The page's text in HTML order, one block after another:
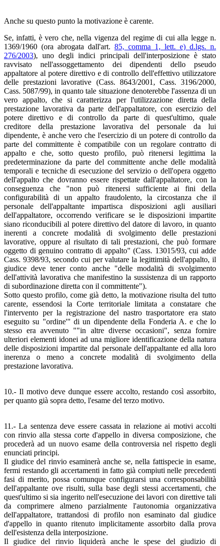
Anche su questo punto la motivazione è carente.
Se, infatti, è vero che, nella vigenza del regime di cui alla legge n.
1369/1960 (ora abrogata dall'art. 85, comma 1, lett. e) d.lgs. n.
276/2003), uno degli indici principali dell'interposizione è stato
ravvisato nell'assoggettamento dei dipendenti dello pseudo
appaltatore al potere direttivo e di controllo dell'effettivo utilizzatore
delle prestazioni lavorative (Cass. 8643/2001, Cass. 3196/2000,
Cass. 5087/99), in quanto tale situazione denoterebbe l'assenza di un
vero appalto, che si caratterizza per l'utilizzazione diretta della
prestazione lavorativa da parte dell'appaltatore, con esercizio del
potere direttivo e di controllo da parte di quest'ultimo, quale
creditore della prestazione lavorativa del personale da lui
dipendente, è anche vero che l'esercizio di un potere di controllo da
parte del committente è compatibile con un regolare contratto di
appalto e che, sotto questo profilo, può ritenersi legittima la
predeterminazione da parte del committente anche delle modalità
temporali e tecniche di esecuzione del servizio o dell'opera oggetto
dell'appalto che dovranno essere rispettate dall'appaltatore, con la
conseguenza che "non può ritenersi sufficiente ai fini della
configurabilità di un appalto fraudolento, la circostanza che il
personale dell'appaltante impartisca disposizioni agli ausiliari
dell'appaltatore, occorrendo verificare se le disposizioni impartite
siano riconducibili al potere direttivo del datore di lavoro, in quanto
inerenti a concrete modalità di svolgimento delle prestazioni
lavorative, oppure al risultato di tali prestazioni, che può formare
oggetto di genuino contratto di appalto" (Cass. 13015/93, cui adde
Cass. 9398/93, secondo cui per valutare la legittimità dell'appalto, il
giudice deve tener conto anche "delle modalità di svolgimento
dell'attività lavorativa che manifestino la sussistenza di un rapporto
di subordinazione diretta con il committente").
Sotto questo profilo, come già detto, la motivazione risulta del tutto
carente, essendosi la Corte territoriale limitata a constatare che
l'intervento per la registrazione del nastro trasportatore era stato
eseguito su "ordine'" di un dipendente della Fonderia A. e che lo
stesso era avvenuto ""in altre diverse occasioni", senza fornire
ulteriori elementi idonei ad una migliore identificazione della natura
delle disposizioni impartite dal personale dell'appaltante ed alla loro
inerenza o meno a concrete modalità di svolgimento della
prestazione lavorativa.
10.- Il motivo deve dunque essere accolto, restando così assorbito,
per quanto già sopra detto, l'esame del terzo motivo.
11.- La sentenza deve essere cassata in relazione ai motivi accolti
con rinvio alla stessa corte d'appello in diversa composizione, che
procederà ad un nuovo esame della controversia nel rispetto degli
enunciati principi.
Il giudice del rinvio esaminerà anche se, nella fattispecie in esame,
fermi restando gli accertamenti in fatto già compiuti nelle precedenti
fasi di merito, possa comunque configurarsi una corresponsabilità
dell'appaltante ove risulti, sulla base degli stessi accertamenti, che
quest'ultimo si sia ingerito nell'esecuzione dei lavori con direttive tali
da comprimere almeno parzialmente l'autonomia organizzativa
dell'appaltatore, trattandosi di profilo non esaminato dal giudice
d'appello in quanto ritenuto implicitamente assorbito dalla prova
dell'esistenza della interposizione.
Il giudice del rinvio liquiderà anche le spese del giudizio di